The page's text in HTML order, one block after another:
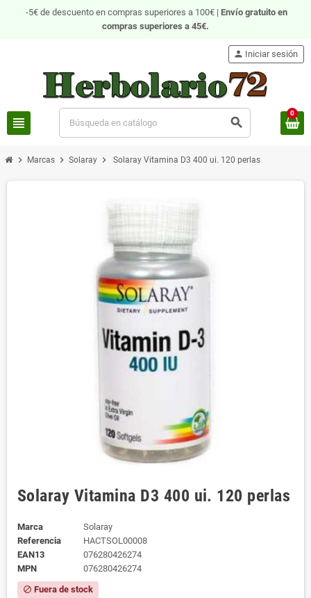
-5€ de descuento en compras superiores a 100€ | Envío gratuito en
compras superiores a 45€.
view_headline search
person Iniciar sesión
0
chevron_right Marcas chevron_right Solaray chevron_right Solaray Vitamina D3 400 ui. 120 perlas
Solaray Vitamina D3 400 ui. 120 perlas
Marca
Solaray
Referencia
HACTSOL00008
EAN13
076280426274
MPN
076280426274
block Fuera de stock